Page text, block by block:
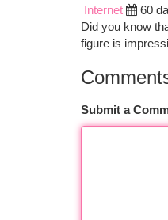
Internet
60
Did you know
figure is
Submit a